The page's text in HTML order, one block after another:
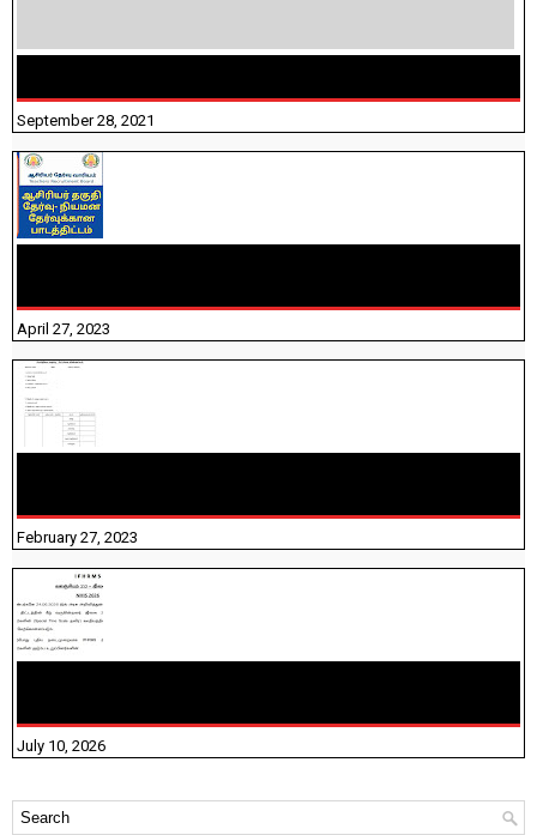
September 28, 2021
April 27, 2023
February 27, 2023
July 10, 2026